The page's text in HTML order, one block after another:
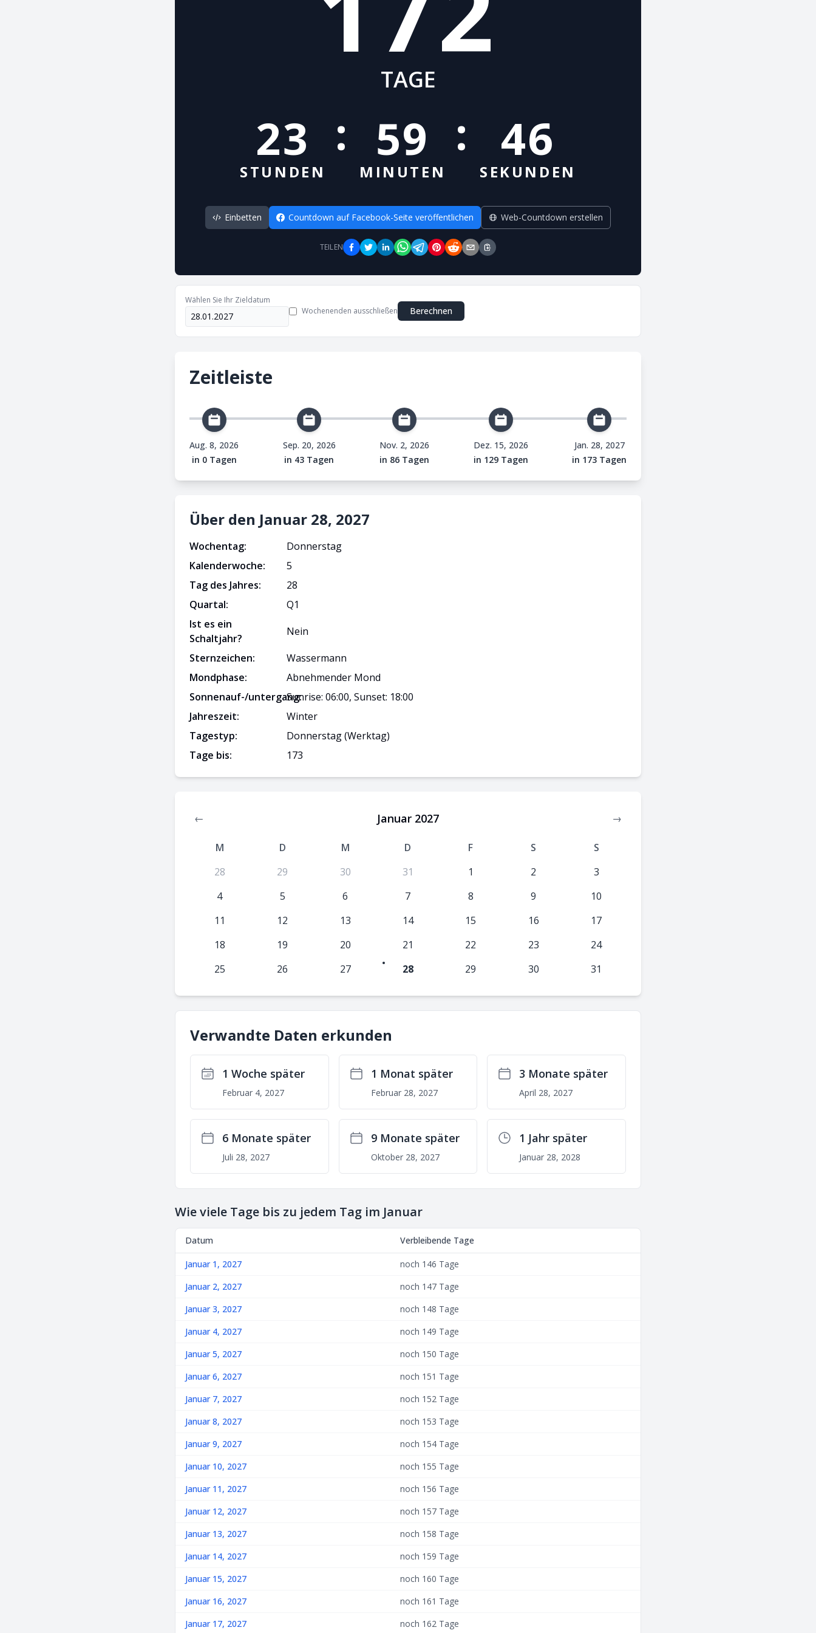
TAGE
23
STUNDEN
: 59
MINUTEN
: 45
SEKUNDEN
Einbetten Countdown auf Facebook-Seite veröffentlichen Web-Countdown erstellen
TEILEN
Wählen Sie Ihr Zieldatum
Wochenenden ausschließen
Berechnen
Zeitleiste
Aug. 8, 2026
in 0 Tagen
Sep. 20, 2026
in 43 Tagen
Nov. 2, 2026
in 86 Tagen
Dez. 15, 2026
in 129 Tagen
Jan. 28, 2027
in 173 Tagen
Über den Januar 28, 2027
Wochentag:
Donnerstag
Kalenderwoche:
5
Tag des Jahres:
28
Quartal:
Q1
Ist es ein
Schaltjahr?
Nein
Sternzeichen:
Wassermann
Mondphase:
Abnehmender Mond
Sonnenauf-/untergang:Sunrise: 06:00, Sunset: 18:00
Jahreszeit:
Winter
Tagestyp:
Donnerstag(Werktag)
Tage bis:
173
← Januar 2027 →
M D M D F S
S
28
29 30 31 1 2
3
4
5 6 7 8 9
10
11
12 13 14 15 16
17
18
19 20 21 22 23
24
25
26 27 28 29 30 31
Verwandte Daten erkunden
1 Woche später
Februar 4, 2027
1 Monat später
Februar 28, 2027
3 Monate später
April 28, 2027
6 Monate später
Juli 28, 2027
9 Monate später
Oktober 28, 2027
1 Jahr später
Januar 28, 2028
Wie viele Tage bis zu jedem Tag im Januar
Datum Verbleibende Tage
Januar 1, 2027
noch 146 Tage
Januar 2, 2027
noch 147 Tage
Januar 3, 2027
noch 148 Tage
Januar 4, 2027
noch 149 Tage
Januar 5, 2027
noch 150 Tage
Januar 6, 2027
noch 151 Tage
Januar 7, 2027
noch 152 Tage
Januar 8, 2027
noch 153 Tage
Januar 9, 2027
noch 154 Tage
Januar 10, 2027
noch 155 Tage
Januar 11, 2027
noch 156 Tage
Januar 12, 2027
noch 157 Tage
Januar 13, 2027
noch 158 Tage
Januar 14, 2027
noch 159 Tage
Januar 15, 2027
noch 160 Tage
Januar 16, 2027
noch 161 Tage
Januar 17, 2027
noch 162 Tage